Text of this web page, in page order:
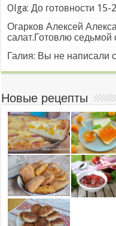
Olga: До готовности 15-
Огарков Алексей
салат.Готовлю седьмой
Галия: Вы не написали
Новые рецепты